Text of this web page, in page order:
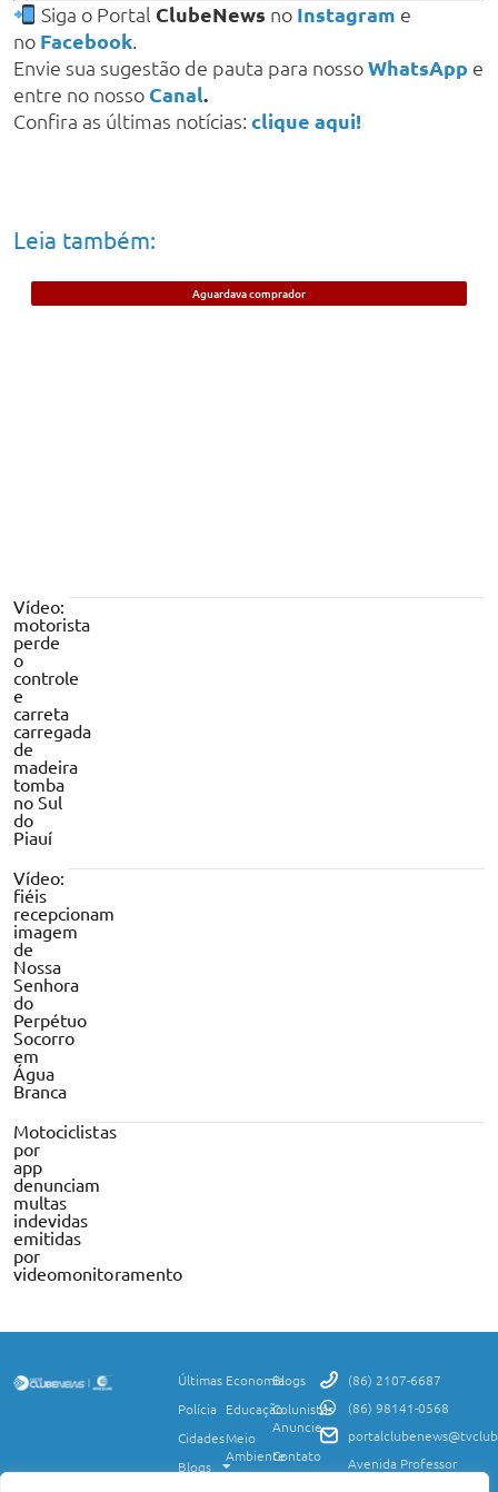
Siga o Portal ClubeNews no Instagram e
no Facebook.
Envie sua sugestão de pauta para nossoWhatsApp e
entre no nosso Canal.
Confira as últimas notícias: clique aqui!
Leia também:
Aguardava comprador
Vídeo:
motorista
perde
o
controle
e
carreta
carregada
de
madeira
tomba
no Sul
do
Piauí
Vídeo:
fiéis
recepcionam
imagem
de
Nossa
Senhora
do
Perpétuo
Socorro
em
Água
Branca
Motociclistas
por
app
denunciam
multas
indevidas
emitidas
por
videomonitoramento
Últimas
Polícia
Cidades
Blogs
Economia
Educação
Meio
Ambiente
Blogs
Colunistas
Anuncie
Contato
(86) 2107-6687
(86) 98141-0568
Avenida Professor